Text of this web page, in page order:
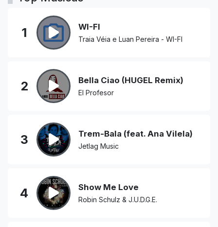
1 WI-FI
Traia Véia e Luan Pereira - WI-FI
2 Bella Ciao (HUGEL Remix)
El Profesor
3 Trem-Bala (feat. Ana Vilela)
Jetlag Music
4 Show Me Love
Robin Schulz & J.U.D.G.E.